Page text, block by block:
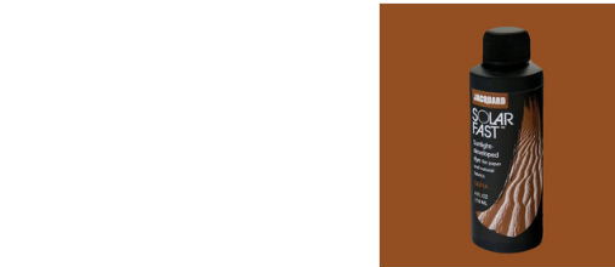
der sich der Farbstoff unter dem
Einfluss von Sonne (UV-licht)
entwickelt. Zur Verwendung auf
Textilien, Holz, Papier usw.
ZUM WARENKORB HINZUFÜGEN